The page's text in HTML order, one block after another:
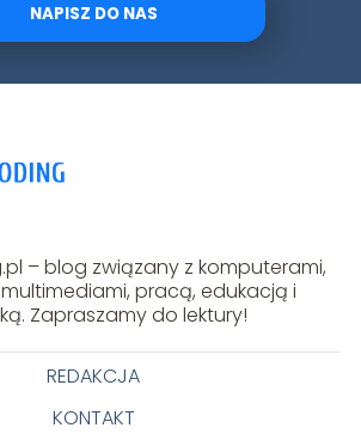
NAPISZ DO NAS
– blog związany z komputerami,
pracą, edukacją i
Zapraszamy do lektury!
REDAKCJA
KONTAKT